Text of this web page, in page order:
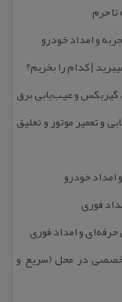
| كدام را بخریم؟
و تعمیر موتور و تعلیق
فوری
و امداد فوری
در محل (سریع و